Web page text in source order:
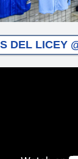
DEL LICEY